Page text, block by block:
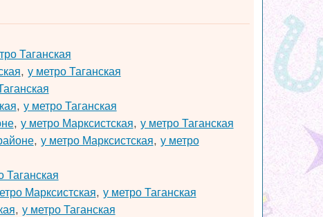
Таганская
, у метро Таганская
, у метро Таганская
, у метро Марксистская, у метро Таганская
, у метро Марксистская, у метро
Таганская
Марксистская, у метро Таганская
, у метро Таганская